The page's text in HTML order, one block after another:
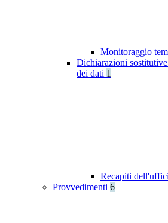
Monitoraggio
Dichiarazioni
dei dati 1
Recapiti
Provvedimenti 6